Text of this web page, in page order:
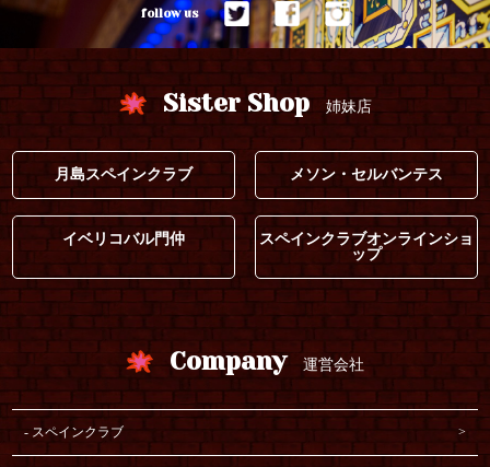
follow us
Sister Shop 姉妹店
月島スペインクラブ メソン・セルバンテス
イベリコバル門仲
スペインクラブオンラインショ
ップ
Company 運営会社
スペインクラブ